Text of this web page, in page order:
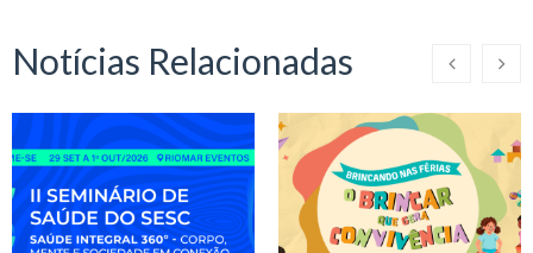
Notícias Relacionadas